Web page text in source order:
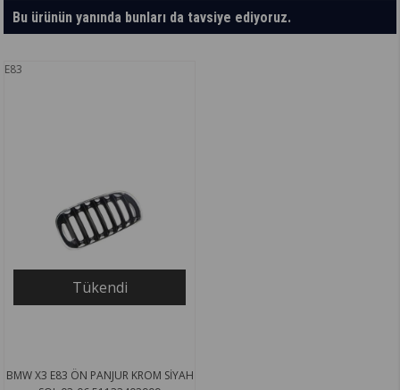
Bu ürünün yanında bunları da tavsiye ediyoruz.
E83
Tükendi
BMW X3 E83 ÖN PANJUR KROM SİYAH